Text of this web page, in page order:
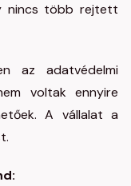
nincs több rejtett
az adatvédelmi
voltak ennyire
A vállalat a